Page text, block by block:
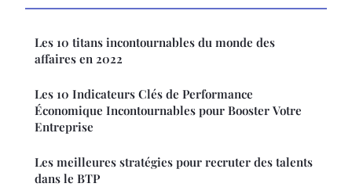
Les 10 titans incontournables du monde des
affaires en 2022
Les 10 Indicateurs Clés de Performance
Économique Incontournables pour Booster Votre
Entreprise
Les meilleures stratégies pour recruter des talents
dans le BTP